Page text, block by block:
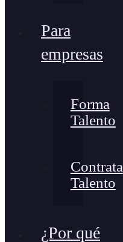
Para
empresas
Forma
Talento
Contrata
Talento
¿Por qué